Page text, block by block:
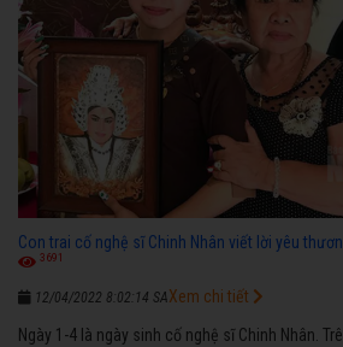
Con trai cố nghệ sĩ Chinh Nhân viết lời yêu
3691
12/04/2022 8:02:14 SA
Ngày 1-4 là ngày sinh cố nghệ sĩ Chinh Nhân.
Xem chi tiết